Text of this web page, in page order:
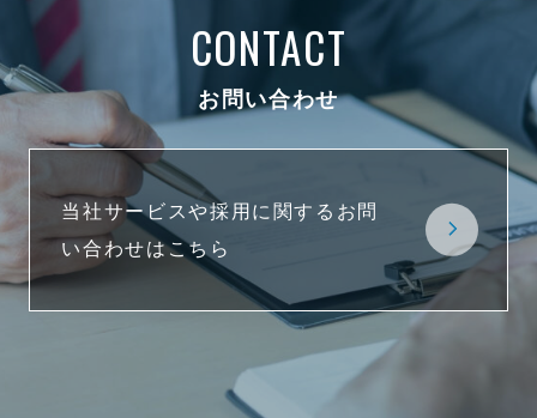
CONTACT
お問い合わせ
当社サービスや採用に関するお問
い合わせはこちら